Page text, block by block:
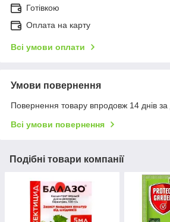
Готівкою
Оплата на карту
Всі умови оплати
Умови повернення
Повернення товару впродовж 14 днів
Всі умови повернення
Подібні товари компанії